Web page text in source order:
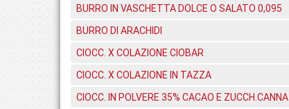
BURRO IN VASCHETTA DOLCE O SALATO 0,095
BURRO DI ARACHIDI
CIOCC. X COLAZIONE CIOBAR
CIOCC. X COLAZIONE IN TAZZA
CIOCC. IN POLVERE 35% CACAO E ZUCCH.CANNA